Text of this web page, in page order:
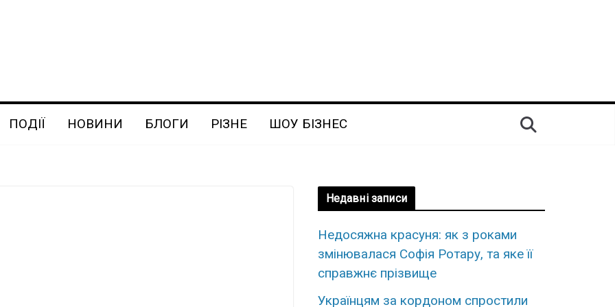
ПОДІЇ НОВИНИ БЛОГИ РІЗНЕ ШОУ БІЗНЕС
Недавні записи
Недосяжна красуня: як з роками
змінювалася Софія Ротару, та яке її
справжнє прізвище
Українцям за кордоном спростили